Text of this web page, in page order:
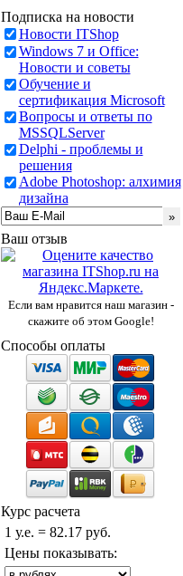
Подписка на новости
Новости ITShop
Windows 7 и Office:
Новости и советы
Обучение и
сертификация Microsoft
Вопросы и ответы по
MSSQLServer
Delphi - проблемы и
решения
Adobe Photoshop: алхимия
дизайна
Ваш отзыв
Если вам нравится наш магазин -
скажите об этом Google!
Способы оплаты
Курс расчета
1 у.е. = 82.17 руб.
Цены показывать: